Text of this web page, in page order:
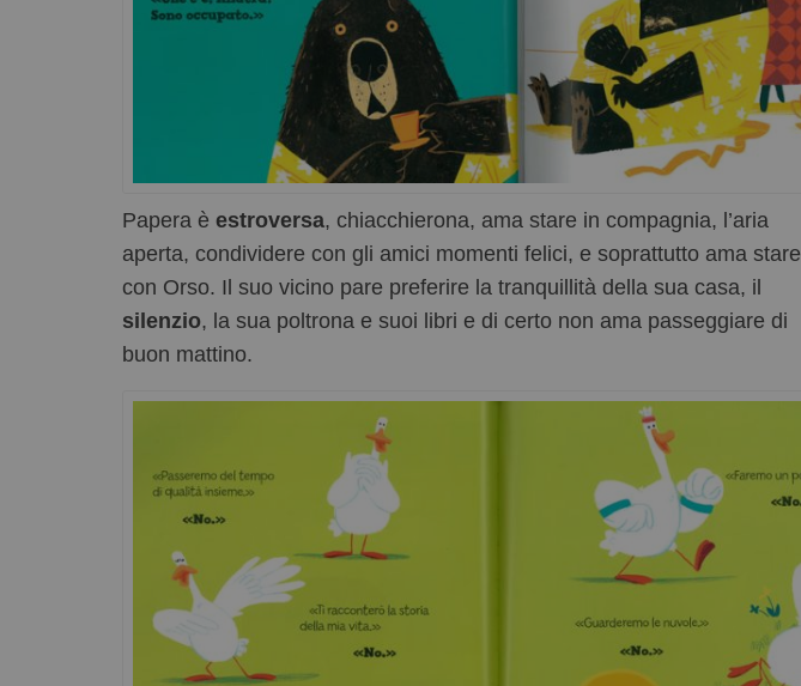
Papera è estroversa, chiacchierona, ama stare in compagnia, l’aria
aperta, condividere con gli amici momenti felici, e soprattutto ama stare
con Orso. Il suo vicino pare preferire la tranquillità della sua casa, il
silenzio, la sua poltrona e suoi libri e di certo non ama passeggiare di
buon mattino.